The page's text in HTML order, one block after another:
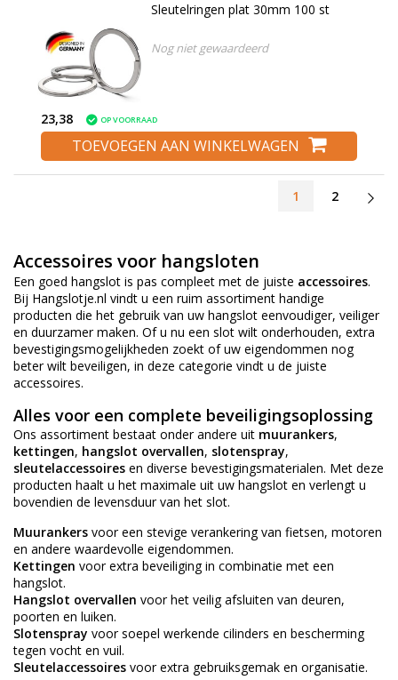
Sleutelringen plat 30mm 100 st
Nog niet gewaardeerd
23,38 OP VOORRAAD
TOEVOEGEN AAN WINKELWAGEN
1 2
Accessoires voor hangsloten
Een goed hangslot is pas compleet met de juiste accessoires.
Bij Hangslotje.nl vindt u een ruim assortiment handige
producten die het gebruik van uw hangslot eenvoudiger, veiliger
en duurzamer maken. Of u nu een slot wilt onderhouden, extra
bevestigingsmogelijkheden zoekt of uw eigendommen nog
beter wilt beveiligen, in deze categorie vindt u de juiste
accessoires.
Alles voor een complete beveiligingsoplossing
Ons assortiment bestaat onder andere uit muurankers,
kettingen, hangslot overvallen, slotenspray,
sleutelaccessoires en diverse bevestigingsmaterialen. Met deze
producten haalt u het maximale uit uw hangslot en verlengt u
bovendien de levensduur van het slot.
Muurankers voor een stevige verankering van fietsen, motoren
en andere waardevolle eigendommen.
Kettingen voor extra beveiliging in combinatie met een
hangslot.
Hangslot overvallen voor het veilig afsluiten van deuren,
poorten en luiken.
Slotenspray voor soepel werkende cilinders en bescherming
tegen vocht en vuil.
Sleutelaccessoires voor extra gebruiksgemak en organisatie.